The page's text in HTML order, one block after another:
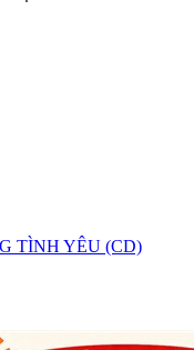
TÌNH YÊU (CD)